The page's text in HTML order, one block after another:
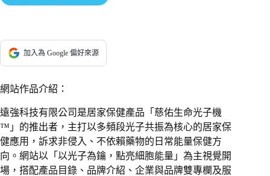
加入為 Google 偏好來源
網站作品介紹：
遠強科技有限公司是居家保健產品「慈佑生命光子機
™」的推出者，主打以多頻段光子共振為核心的居家保
健應用，訴求非侵入、不依賴藥物的日常能量保健方
向。網站以「以光子為鑰，點亮細胞能量」為主視覺開
場，搭配產品目錄、品牌介紹、企業與品牌雙專欄及服